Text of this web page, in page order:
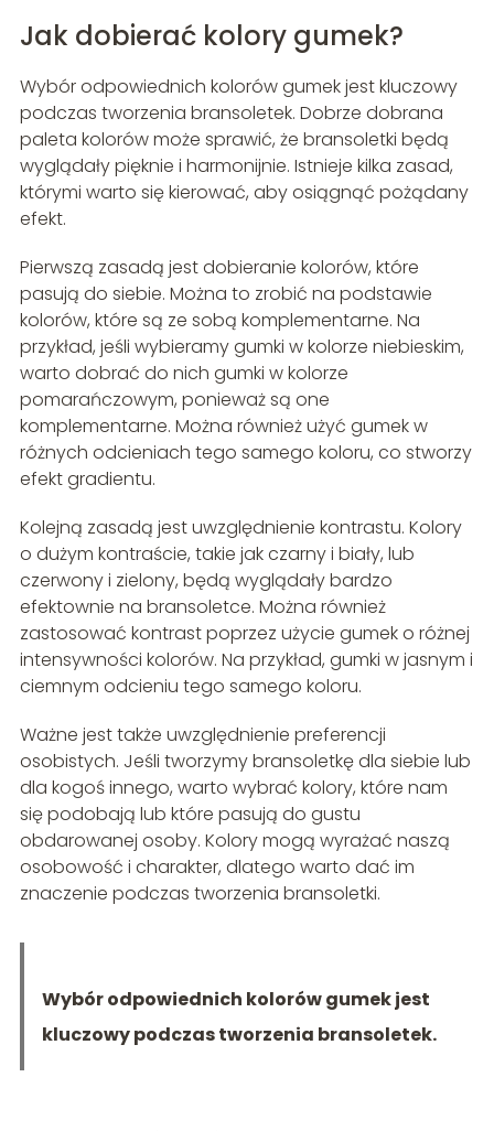
Jak dobierać kolory gumek?
Wybór odpowiednich kolorów gumek jest kluczowy
podczas tworzenia bransoletek. Dobrze dobrana
paleta kolorów może sprawić, że bransoletki będą
wyglądały pięknie i harmonijnie. Istnieje kilka zasad,
którymi warto się kierować, aby osiągnąć pożądany
efekt.
Pierwszą zasadą jest dobieranie kolorów, które
pasują do siebie. Można to zrobić na podstawie
kolorów, które są ze sobą komplementarne. Na
przykład, jeśli wybieramy gumki w kolorze niebieskim,
warto dobrać do nich gumki w kolorze
pomarańczowym, ponieważ są one
komplementarne. Można również użyć gumek w
różnych odcieniach tego samego koloru, co stworzy
efekt gradientu.
Kolejną zasadą jest uwzględnienie kontrastu. Kolory
o dużym kontraście, takie jak czarny i biały, lub
czerwony i zielony, będą wyglądały bardzo
efektownie na bransoletce. Można również
zastosować kontrast poprzez użycie gumek o różnej
intensywności kolorów. Na przykład, gumki w jasnym i
ciemnym odcieniu tego samego koloru.
Ważne jest także uwzględnienie preferencji
osobistych. Jeśli tworzymy bransoletkę dla siebie lub
dla kogoś innego, warto wybrać kolory, które nam
się podobają lub które pasują do gustu
obdarowanej osoby. Kolory mogą wyrażać naszą
osobowość i charakter, dlatego warto dać im
znaczenie podczas tworzenia bransoletki.
Wybór odpowiednich kolorów gumek jest
kluczowy podczas tworzenia bransoletek.